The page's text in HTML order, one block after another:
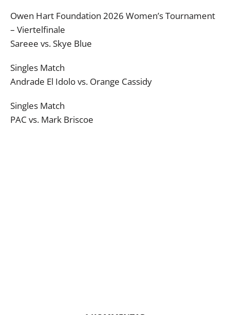
Owen Hart Foundation 2026 Women’s Tournament
– Viertelfinale
Sareee vs. Skye Blue
Singles Match
Andrade El Idolo vs. Orange Cassidy
Singles Match
PAC vs. Mark Briscoe